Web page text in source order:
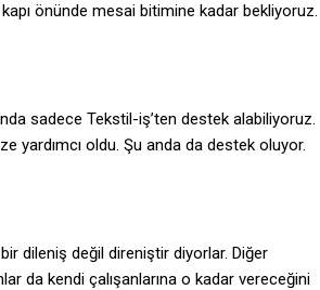
önünde mesai bitimine kadar bekliyoruz.
sadece Tekstil-iş’ten destek alabiliyoruz.
yardımcı oldu. Şu anda da destek oluyor.
dileniş değil direniştir diyorlar. Diğer
da kendi çalışanlarına o kadar vereceğini